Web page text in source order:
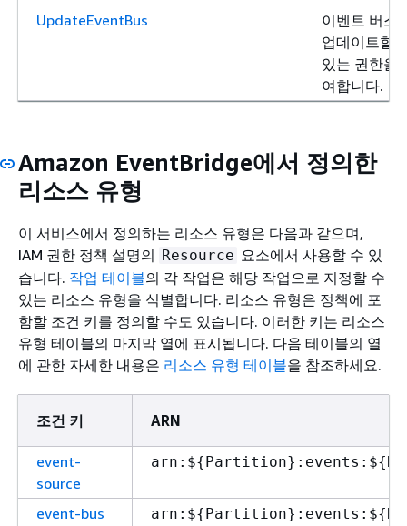
UpdateEventBus
이벤트 버스
업데이트할
있는 권한을
여합니다.
Amazon EventBridge에서 정의한
리소스 유형
이 서비스에서 정의하는 리소스 유형은 다음과 같으며,
IAM 권한 정책 설명의 Resource 요소에서 사용할 수 있
습니다. 작업 테이블의 각 작업은 해당 작업으로 지정할 수
있는 리소스 유형을 식별합니다. 리소스 유형은 정책에 포
함할 조건 키를 정의할 수도 있습니다. 이러한 키는 리소스
유형 테이블의 마지막 열에 표시됩니다. 다음 테이블의 열
에 관한 자세한 내용은 리소스 유형 테이블을 참조하세요.
조건 키 ARN
event-
source
arn:${Partition}:events:${
event-bus arn:${Partition}:events:${